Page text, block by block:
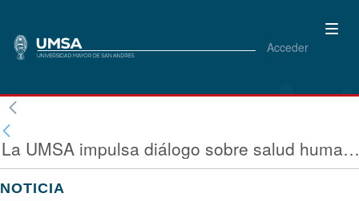
Acceder
La UMSA impulsa diálogo sobre salud
NOTICIA